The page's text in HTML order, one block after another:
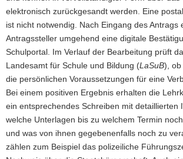
elektronisch zurückgesandt werden. Eine
ist nicht notwendig. Nach Eingang des Antrags
Antragssteller umgehend eine digitale
Schulportal. Im Verlauf der Bearbeitung prüft
Landesamt für Schule und Bildung (LaSuB), ob
die persönlichen Voraussetzungen für eine
Bei einem positiven Ergebnis erhalten die
ein entsprechendes Schreiben mit detaillierten
welche Unterlagen bis zu welchem Termin
und was von ihnen gegebenenfalls noch zu
zählen zum Beispiel das polizeiliche